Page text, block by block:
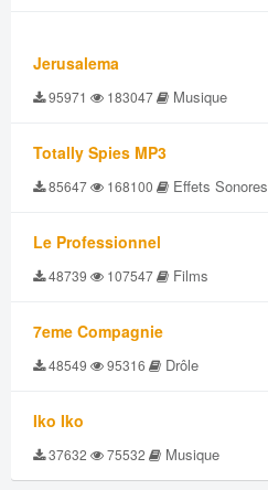
Jerusalema
95971 183047 Musique
Totally Spies MP3
85647 168100 Effets Sonores
Le Professionnel
48739 107547 Films
7eme Compagnie
48549 95316 Drôle
Iko Iko
37632 75532 Musique